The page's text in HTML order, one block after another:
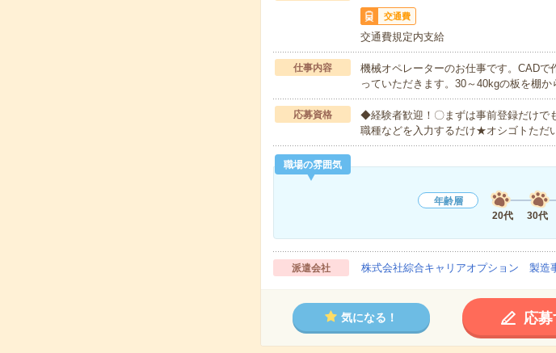
交通費
交通費規定内支給
仕事内容
機械オペレーターのお仕事です。CAD
っていただきます。30～40kgの板を棚
応募資格
◆経験者歓迎！〇まずは事前登録だけで
職種などを入力するだけ★オシゴトただ
職場の雰囲気
年齢層
20代
30代
派遣会社 株式会社綜合キャリアオプション 製造
気になる！ 応募